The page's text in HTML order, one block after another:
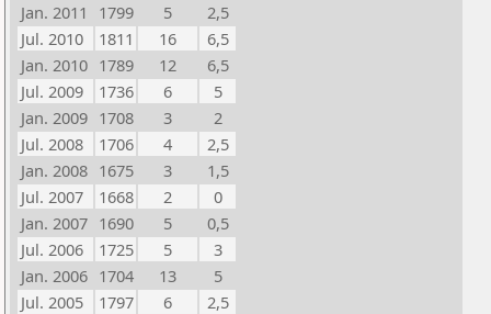
Jan. 2011
1799 5
2,5
Jul. 2010
1811 16
6,5
Jan. 2010 1789 12
6,5
Jul. 2009
1736 6
5
Jan. 2009 1708 3
2
Jul. 2008
1706 4
2,5
Jan. 2008 1675 3
1,5
Jul. 2007
1668 2
0
Jan. 2007 1690 5
0,5
Jul. 2006
1725 5
3
Jan. 2006 1704 13
5
Jul. 2005
1797 6
2,5